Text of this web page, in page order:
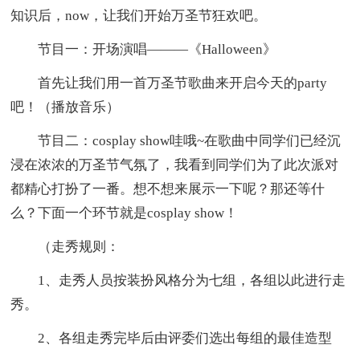
知识后，now，让我们开始万圣节狂欢吧。
节目一：开场演唱———《Halloween》
首先让我们用一首万圣节歌曲来开启今天的party
吧！（播放音乐）
节目二：cosplay show哇哦~在歌曲中同学们已经沉
浸在浓浓的万圣节气氛了，我看到同学们为了此次派对
都精心打扮了一番。想不想来展示一下呢？那还等什
么？下面一个环节就是cosplay show！
（走秀规则：
1、走秀人员按装扮风格分为七组，各组以此进行走
秀。
2、各组走秀完毕后由评委们选出每组的最佳造型